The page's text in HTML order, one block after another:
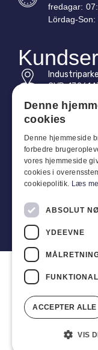
fredagar:
Lördag-Son:
CVR:
Tel: +45
Integritetspolicy
Försäljnings- och
Copyright 2024 ©
Denne
cookies
Denne hjemmeside
forbedre
vores hjemmeside
cookies i
cookiepolitik. Læs
ABSOLUT
YDEEVNE
ACCEPTER ALLE
VIS